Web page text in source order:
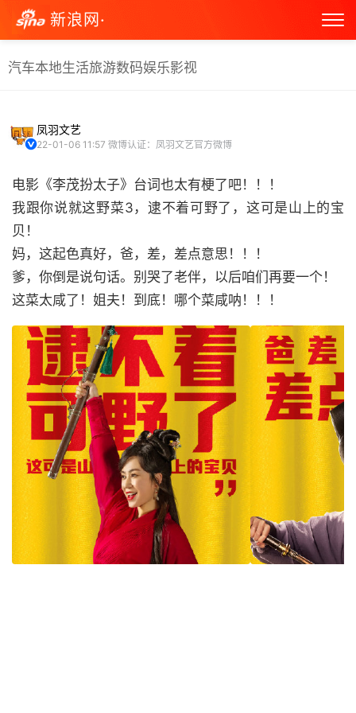
新浪网·
汽车本地生活旅游数码娱乐影视
凤羽文艺
22-01-06 11:57 微博认证：凤羽文艺官方微博
电影《李茂扮太子》台词也太有梗了吧！！！
我跟你说就这野菜3，逮不着可野了，这可是山上的宝
贝！
妈，这起色真好，爸，差，差点意思！！！
爹，你倒是说句话。别哭了老伴，以后咱们再要一个！
这菜太咸了！姐夫！到底！哪个菜咸呐！！！ ​